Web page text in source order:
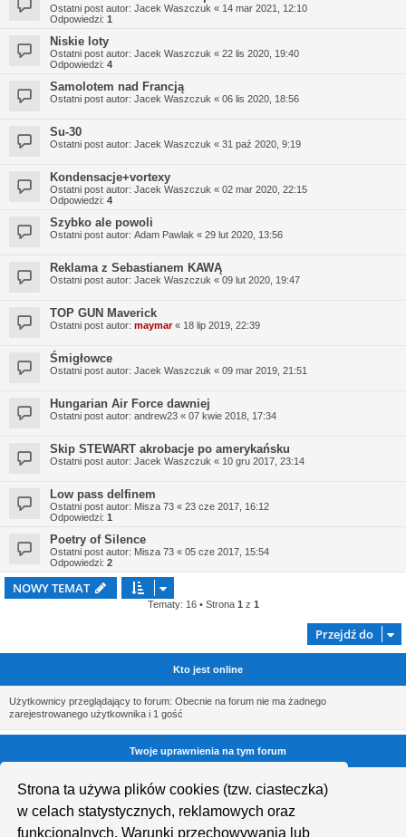
Strona ta używa plików cookies (tzw. ciasteczka)
w celach statystycznych, reklamowych oraz
funkcjonalnych. Warunki przechowywania lub
Ostatni post autor: Jacek Waszczuk « 14 mar 2021, 12:10
Odpowiedzi: 1
Niskie loty
Ostatni post autor: Jacek Waszczuk « 22 lis 2020, 19:40
Odpowiedzi: 4
Samolotem nad Francją
Ostatni post autor: Jacek Waszczuk « 06 lis 2020, 18:56
Su-30
Ostatni post autor: Jacek Waszczuk « 31 paź 2020, 9:19
Kondensacje+vortexy
Ostatni post autor: Jacek Waszczuk « 02 mar 2020, 22:15
Odpowiedzi: 4
Szybko ale powoli
Ostatni post autor: Adam Pawlak « 29 lut 2020, 13:56
Reklama z Sebastianem KAWĄ
Ostatni post autor: Jacek Waszczuk « 09 lut 2020, 19:47
TOP GUN Maverick
Ostatni post autor: maymar« 18 lip 2019, 22:39
Śmigłowce
Ostatni post autor: Jacek Waszczuk « 09 mar 2019, 21:51
Hungarian Air Force dawniej
Ostatni post autor: andrew23 « 07 kwie 2018, 17:34
Skip STEWART akrobacje po amerykańsku
Ostatni post autor: Jacek Waszczuk « 10 gru 2017, 23:14
Low pass delfinem
Ostatni post autor: Misza 73 « 23 cze 2017, 16:12
Odpowiedzi: 1
Poetry of Silence
Ostatni post autor: Misza 73 « 05 cze 2017, 15:54
Odpowiedzi: 2
NOWY TEMAT
Tematy: 16 • Strona 1 z 1
Przejdź do
Kto jest online
Użytkownicy przeglądający to forum: Obecnie na forum nie ma żadnego
zarejestrowanego użytkownika i 1 gość
Twoje uprawnienia na tym forum
Nie możesz tworzyć nowych tematów
Nie możesz odpowiadać w tematach
Nie możeszzmieniać swoich postów
usuwać swoich postów
Nie możeszdodawać załączników